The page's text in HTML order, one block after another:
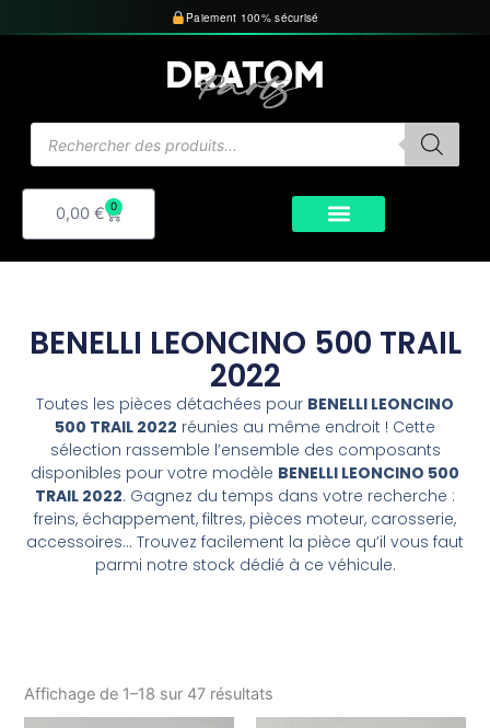
au
Paiement 100% sécurisé
de
0,00 € 0
Panier
BENELLI LEONCINO 500 TRAIL
2022
Toutes les pièces détachées pour BENELLI LEONCINO
500 TRAIL 2022 réunies au même endroit ! Cette
sélection rassemble l’ensemble des composants
disponibles pour votre modèle BENELLI LEONCINO 500
TRAIL 2022. Gagnez du temps dans votre recherche :
freins, échappement, filtres, pièces moteur, carosserie,
accessoires… Trouvez facilement la pièce qu’il vous faut
parmi notre stock dédié à ce véhicule.
Affichage de 1–18 sur 47 résultats